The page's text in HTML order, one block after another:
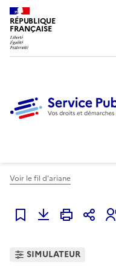
RÉPUBLIQUE
FRANÇAISE
Voir le fil d'ariane
Ajouter à mes favoris
SIMULATEUR